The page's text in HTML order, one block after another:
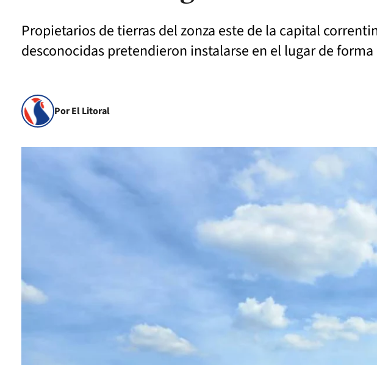
Propietarios de tierras del zonza este de la capital
desconocidas pretendieron instalarse en el lugar de
Por El Litoral